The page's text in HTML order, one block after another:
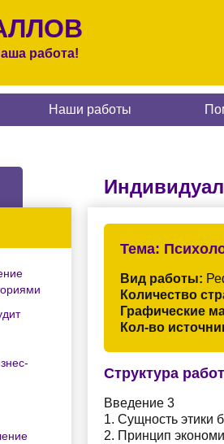
работа!
Наши работы
Тема:
Вид работы:
Количество
Графические
Кол-во
Структура
Введение 3
1. Сущность этики
2. Принцип